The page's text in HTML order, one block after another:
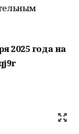
2025 года на